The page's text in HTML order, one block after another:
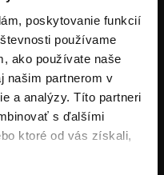
poskytovanie funkcií
používame
ako používate naše
našim partnerom v
a analýzy. Títo partneri
s ďalšími
ktoré od vás získali,